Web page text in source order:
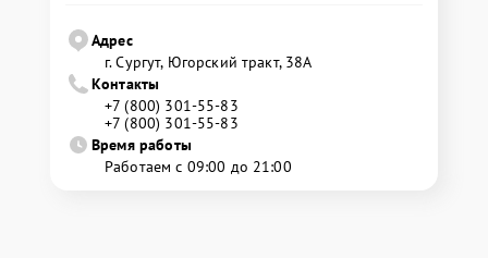
Адрес
г. Сургут, Югорский тракт, 38А
Контакты
+7 (800) 301-55-83
+7 (800) 301-55-83
Время работы
Работаем с 09:00 до 21:00